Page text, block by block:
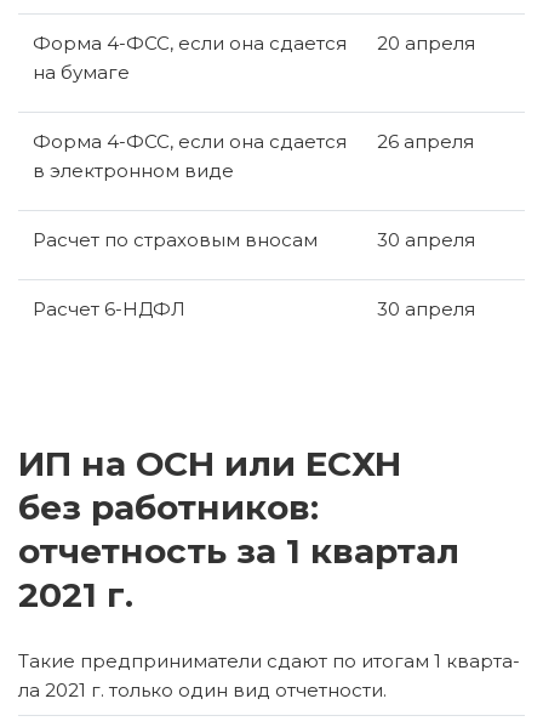
Форма 4-ФСС, если она сда­ет­ся
на бу­ма­ге
20 ап­ре­ля
Форма 4-ФСС, если она сда­ет­ся
в элек­трон­ном виде
26 ап­ре­ля
Рас­чет по стра­хо­вым вносам 30 ап­ре­ля
Рас­чет 6-НД­ФЛ 30 ап­ре­ля
ИП на ОСН или ЕСХН
без работников:
отчетность за 1 квартал
2021 г.
Такие пред­при­ни­ма­те­ли сдают по ито­гам 1 квар­та­
ла 2021 г. толь­ко один вид от­чет­но­сти.